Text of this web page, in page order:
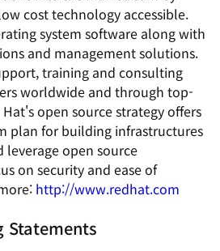
cost technology accessible.
system software along with
and management solutions.
training and consulting
worldwide and through top-
open source strategy offers
plan for building infrastructures
leverage open source
on security and ease of
http://www.redhat.com
Statements